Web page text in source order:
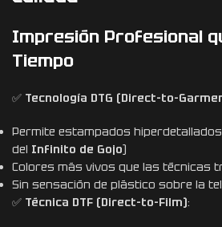
Impresión Profesional
Tiempo
✅ Tecnología DTG (Direct-to-
Permite estampados
del Infinito de Gojo)
Colores más vivos que las técnicas
Sin sensación de plástico sobre la
✅ Técnica DTF (Direct-to-Film):